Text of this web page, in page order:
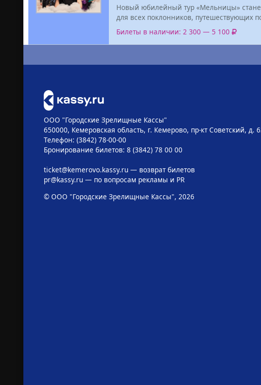
Новый юбилейный тур «Мельницы»
для всех поклонников,
Билеты в наличии: 2 300 — 5 100
ООО "Городские Зрелищные Кассы"
650000, Кемеровская область, г. Кемерово, пр-кт Советский, д.
Телефон: (3842) 78-00-00
Бронирование билетов: 8 (3842) 78 00 00
ticket@kemerovo.kassy.ru— возврат билетов
pr@kassy.ru— по вопросам рекламы и PR
© ООО "Городские Зрелищные Кассы", 2026